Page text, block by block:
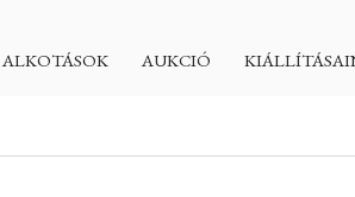
ALKOTÁSOK AUKCIÓ